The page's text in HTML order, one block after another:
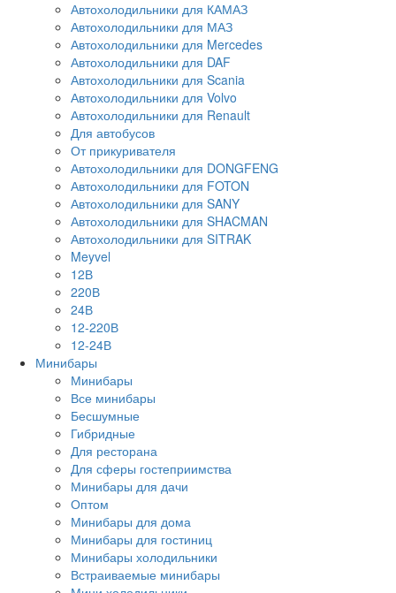
Автохолодильники для КАМАЗ
Автохолодильники для МАЗ
Автохолодильники для Mercedes
Автохолодильники для DAF
Автохолодильники для Scania
Автохолодильники для Volvo
Автохолодильники для Renault
Для автобусов
От прикуривателя
Автохолодильники для DONGFENG
Автохолодильники для FOTON
Автохолодильники для SANY
Автохолодильники для SHACMAN
Автохолодильники для SITRAK
Meyvel
12В
220В
24В
12-220В
12-24В
Минибары
Минибары
Все минибары
Бесшумные
Гибридные
Для ресторана
Для сферы гостеприимства
Минибары для дачи
Оптом
Минибары для дома
Минибары для гостиниц
Минибары холодильники
Встраиваемые минибары